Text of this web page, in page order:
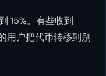
15%。有些收到
用户把代币转移到别